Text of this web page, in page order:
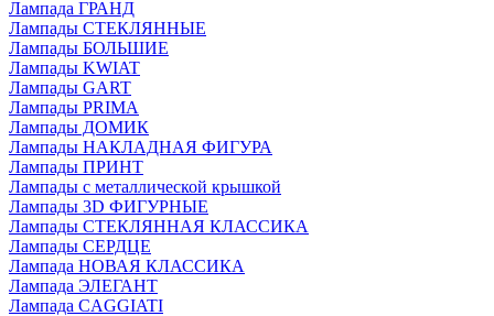
Лампада ГРАНД
Лампады СТЕКЛЯННЫЕ
Лампады БОЛЬШИЕ
Лампады KWIAT
Лампады GART
Лампады PRIMA
Лампады ДОМИК
Лампады НАКЛАДНАЯ ФИГУРА
Лампады ПРИНТ
Лампады с металлической крышкой
Лампады 3D ФИГУРНЫЕ
Лампады СТЕКЛЯННАЯ КЛАССИКА
Лампады СЕРДЦЕ
Лампада НОВАЯ КЛАССИКА
Лампада ЭЛЕГАНТ
Лампада CAGGIATI